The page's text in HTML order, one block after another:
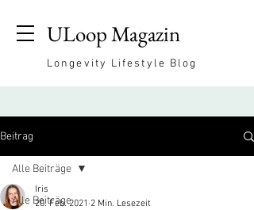
ULoop Magazin
Longevity Lifestyle Blog
Beitrag
Alle Beiträge
Alle Beiträge
Iris
20. Feb. 2021 2 Min. Lesezeit